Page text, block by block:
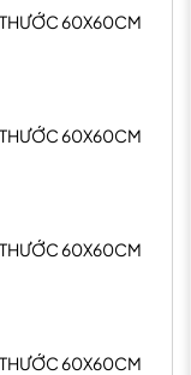
60X60CM
60X60CM
60X60CM
60X60CM